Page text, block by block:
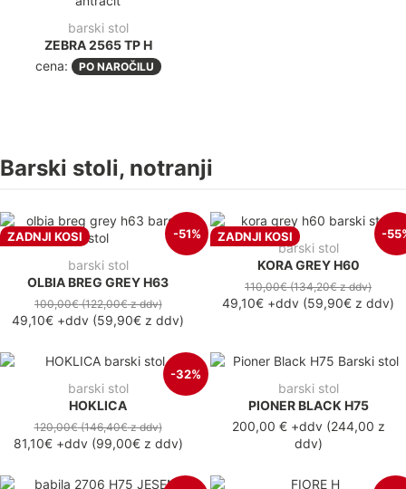
barski stol
ZEBRA 2565 TP H
cena:
PO NAROČILU
Barski stoli, notranji
ZADNJI KOSI -51%
barski stol
OLBIA BREG GREY H63
100,00€(122,00€z ddv)
49,10€ +ddv (59,90€ z ddv)
ZADNJI KOSI -
barski stol
KORA GREY H60
110,00€(134,20€z ddv)
49,10€ +ddv (59,90€ z ddv)
-32%
barski stol
HOKLICA
120,00€(146,40€z ddv)
81,10€+ddv(99,00€z ddv)
barski stol
PIONER BLACK H75
200,00 €+ddv(244,00 z
ddv)